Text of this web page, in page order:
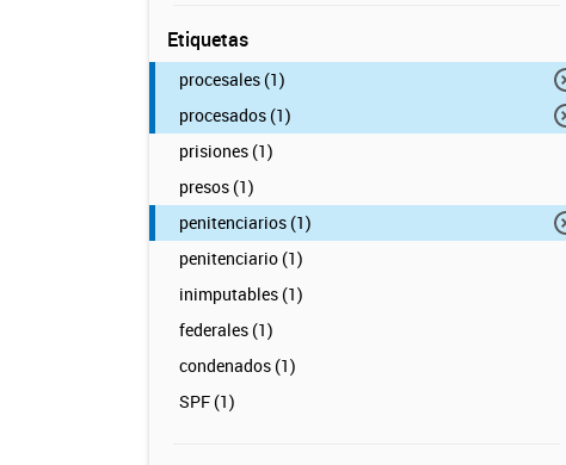
Etiquetas
procesales (1)
procesados (1)
prisiones (1)
presos (1)
penitenciarios (1)
penitenciario (1)
inimputables (1)
federales (1)
condenados (1)
SPF (1)